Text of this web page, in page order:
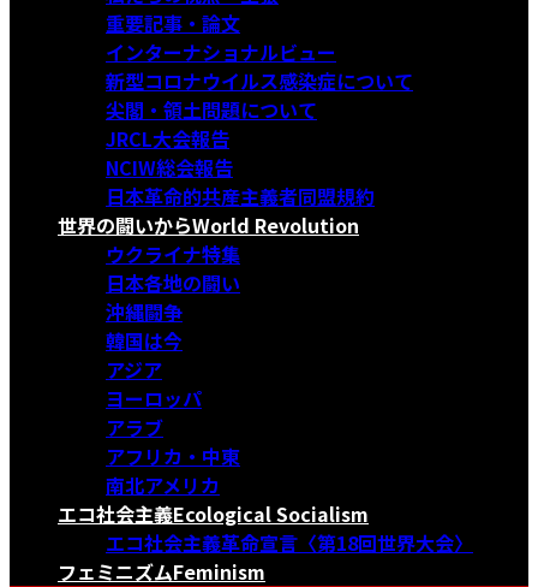
重要記事・論文
インターナショナルビュー
新型コロナウイルス感染症について
尖閣・領土問題について
JRCL大会報告
NCIW総会報告
日本革命的共産主義者同盟規約
世界の闘いからWorld Revolution
ウクライナ特集
日本各地の闘い
沖縄闘争
韓国は今
アジア
ヨーロッパ
アラブ
アフリカ・中東
南北アメリカ
エコ社会主義Ecological Socialism
エコ社会主義革命宣言〈第18回世界大会〉
フェミニズムFeminism